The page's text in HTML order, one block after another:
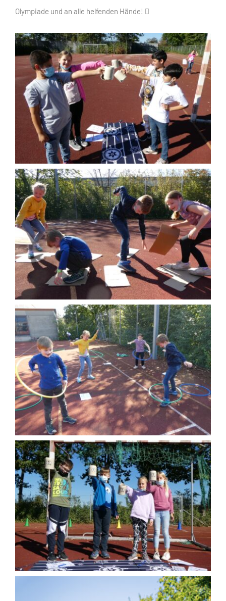
Olympiade und an alle helfenden Hände! 